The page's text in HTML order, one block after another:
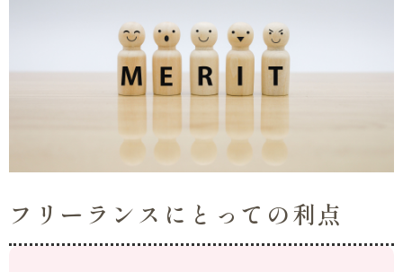
フリーランスにとっての利点